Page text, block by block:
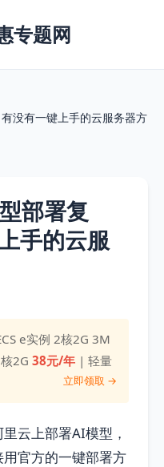
专题网
没有一键上手的云服务器方
部署复
手的云服
e实例 2核2G 3M
2G38元/年 | 轻量
立即领取 →
云上部署AI模型，
官方的一键部署方